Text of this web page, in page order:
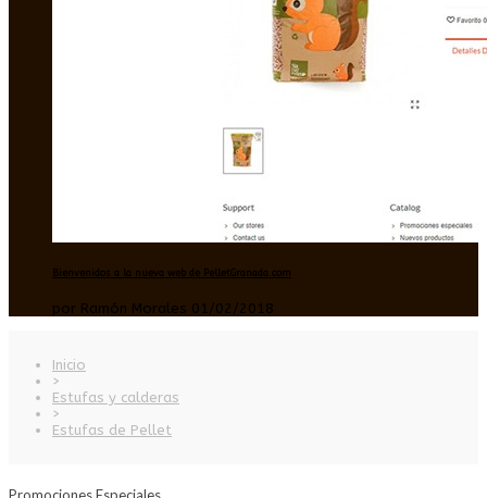
Bienvenidos a la nueva web de PelletGranada.com
por Ramón Morales 01/02/2018
Inicio
>
Estufas y calderas
>
Estufas de Pellet